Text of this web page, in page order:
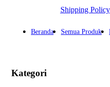
Shipping Policy
Beranda Semua Produk
Kategori